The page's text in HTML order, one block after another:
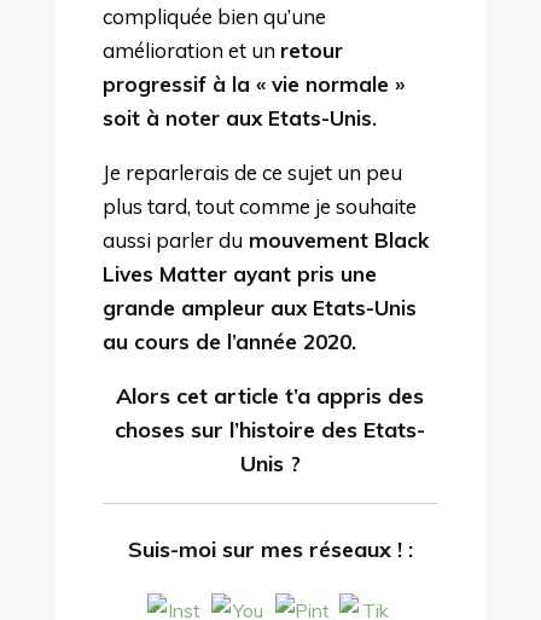
compliquée bien qu’une
amélioration et un retour
progressif à la « vie normale »
soit à noter aux Etats-Unis.
Je reparlerais de ce sujet un peu
plus tard, tout comme je souhaite
aussi parler dumouvement Black
Lives Matter ayant pris une
grande ampleur aux Etats-Unis
au cours de l’année 2020.
Alors cet article t’a appris des
choses sur l’histoire des Etats-
Unis ?
Suis-moi sur mes réseaux ! :